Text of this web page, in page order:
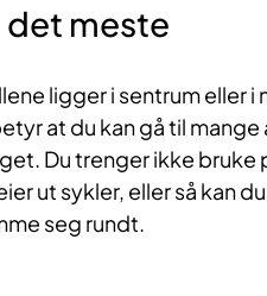
det meste
ligger i sentrum eller
at du kan gå til
Du trenger ikke bruke
ut sykler, eller så kan
seg rundt.